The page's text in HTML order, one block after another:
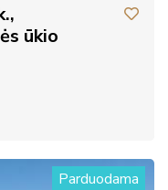
ūkio
Parduodama